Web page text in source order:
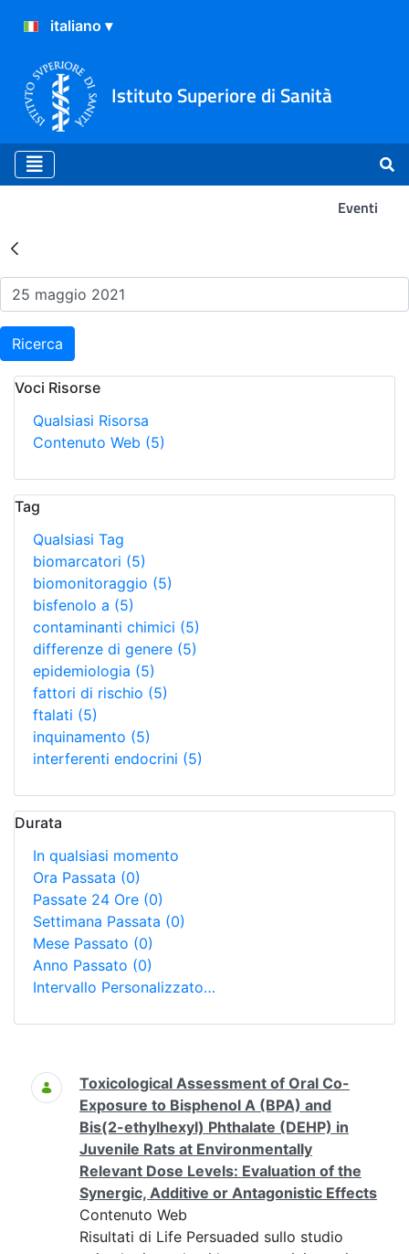
Istituto Superiore di Sanità
Eventi
Risultati della Ricerca -
Ricerca
Voci Risorse
Qualsiasi Risorsa
Contenuto Web (5)
Tag
Qualsiasi Tag
biomarcatori (5)
biomonitoraggio (5)
bisfenolo a (5)
contaminanti chimici (5)
differenze di genere (5)
epidemiologia (5)
fattori di rischio (5)
ftalati (5)
inquinamento (5)
interferenti endocrini (5)
Durata
In qualsiasi momento
Ora Passata (0)
Passate 24 Ore (0)
Settimana Passata (0)
Mese Passato (0)
Anno Passato (0)
Intervallo Personalizzato…
Ricerca
Toxicological Assessment of Oral Co-
Exposure to Bisphenol A (BPA) and
Bis(2-ethylhexyl) Phthalate (DEHP) in
Juvenile Rats at Environmentally
Relevant Dose Levels: Evaluation of the
Synergic, Additive or Antagonistic Effects
Contenuto Web
Risultati di Life Persuaded sullo studio